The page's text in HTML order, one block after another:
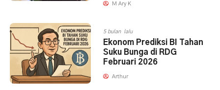
M Ary K
5 bulan lalu
Ekonom Prediksi BI Tahan
Suku Bunga di RDG
Februari 2026
Arthur